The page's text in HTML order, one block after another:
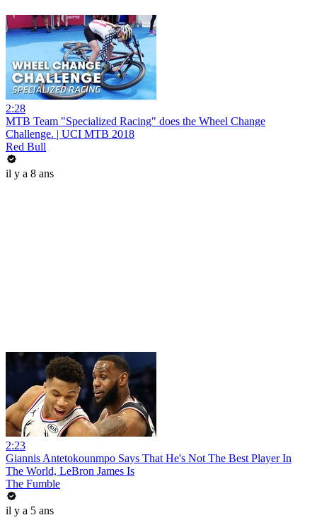
2:28
MTB Team "Specialized Racing" does the Wheel Change
Challenge. | UCI MTB 2018
Red Bull
il y a 8 ans
2:23
Giannis Antetokounmpo Says That He's Not The Best Player In
The World, LeBron James Is
The Fumble
il y a 5 ans